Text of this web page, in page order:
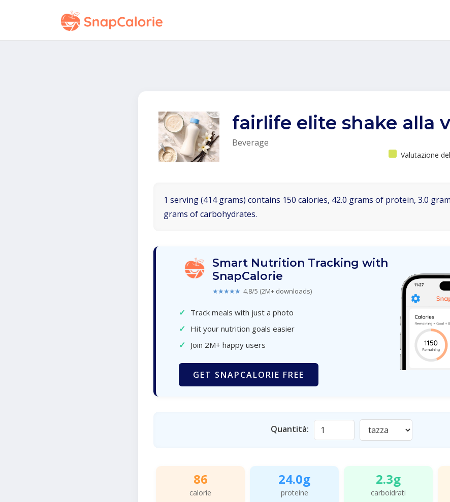
fairlife elite shake alla
Beverage
Valutazione
1 serving (414 grams) contains 150 calories, 42.0 grams of protein, 3.0
grams of carbohydrates.
Smart Nutrition Tracking with
SnapCalorie
★★★★★ 4.8/5 (2M+ downloads)
✓ Track meals with just a photo
✓ Hit your nutrition goals easier
✓ Join 2M+ happy users
GET SNAPCALORIE FREE
Quantità:
86
calorie
24.0g
proteine
2.3g
carboidrati